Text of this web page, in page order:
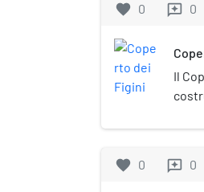
favorite 0 reviews 0
Il
su
favorite 0 reviews 0